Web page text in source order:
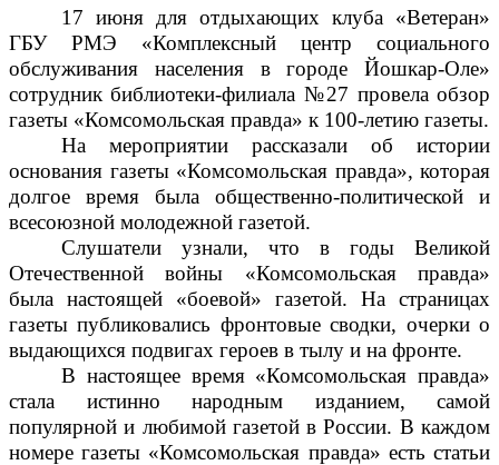
17 июня для отдыхающих клуба «Ветеран»
ГБУ РМЭ «Комплексный центр социального
обслуживания населения в городе Йошкар-Оле»
сотрудник библиотеки-филиала №27 провела обзор
газеты «Комсомольская правда» к 100-летию газеты.
На мероприятии рассказали об истории
основания газеты «Комсомольская правда», которая
долгое время была общественно-политической и
всесоюзной молодежной газетой.
Слушатели узнали, что в годы Великой
Отечественной войны «Комсомольская правда»
была настоящей «боевой» газетой. На страницах
газеты публиковались фронтовые сводки, очерки о
выдающихся подвигах героев в тылу и на фронте.
В настоящее время «Комсомольская правда»
стала истинно народным изданием, самой
популярной и любимой газетой в России. В каждом
номере газеты «Комсомольская правда» есть статьи